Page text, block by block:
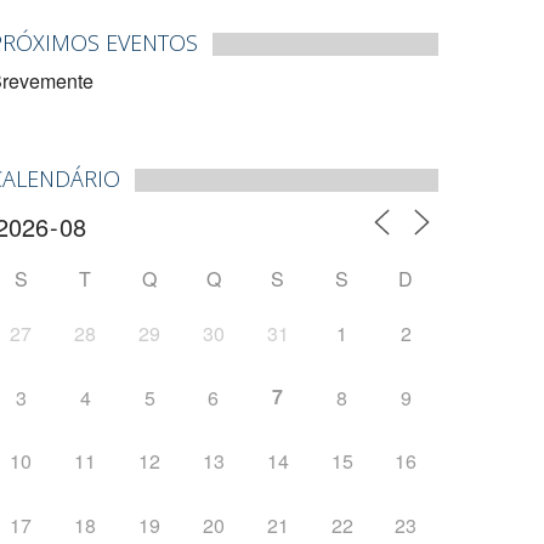
EVENTOS
S T Q Q S S
D
27
28 29 30 31 1 2
3 4 5 6 7 8 9
10 11 12 13 14 15 16
17 18 19 20 21 22 23